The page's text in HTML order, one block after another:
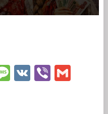
Message
VKViber